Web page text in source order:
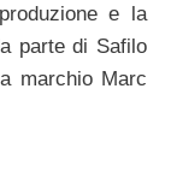
e la
parte di Safilo
marchio Marc